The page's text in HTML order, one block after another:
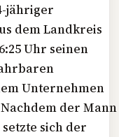
jähriger
dem Landkreis
Uhr seinen
Unternehmen
der Mann
sich der